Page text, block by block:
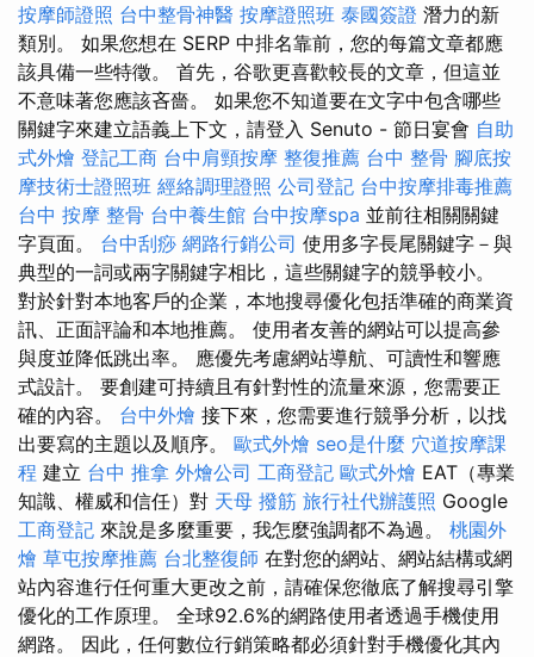
按摩師證照 台中整骨神醫 按摩證照班 泰國簽證 潛力的新
類別。 如果您想在 SERP 中排名靠前，您的每篇文章都應
該具備一些特徵。 首先，谷歌更喜歡較長的文章，但這並
不意味著您應該吝嗇。 如果您不知道要在文字中包含哪些
關鍵字來建立語義上下文，請登入 Senuto - 節日宴會 自助
式外燴 登記工商 台中肩頸按摩 整復推薦 台中 整骨 腳底按
摩技術士證照班 經絡調理證照 公司登記 台中按摩排毒推薦
台中 按摩 整骨 台中養生館 台中按摩spa 並前往相關關鍵
字頁面。 台中刮痧 網路行銷公司 使用多字長尾關鍵字－與
典型的一詞或兩字關鍵字相比，這些關鍵字的競爭較小。
對於針對本地客戶的企業，本地搜尋優化包括準確的商業資
訊、正面評論和本地推薦。 使用者友善的網站可以提高參
與度並降低跳出率。 應優先考慮網站導航、可讀性和響應
式設計。 要創建可持續且有針對性的流量來源，您需要正
確的內容。 台中外燴 接下來，您需要進行競爭分析，以找
出要寫的主題以及順序。 歐式外燴 seo是什麼 穴道按摩課
程 建立 台中 推拿 外燴公司 工商登記 歐式外燴 EAT（專業
知識、權威和信任）對 天母 撥筋 旅行社代辦護照 Google
工商登記 來說是多麼重要，我怎麼強調都不為過。 桃園外
燴 草屯按摩推薦 台北整復師 在對您的網站、網站結構或網
站內容進行任何重大更改之前，請確保您徹底了解搜尋引擎
優化的工作原理。 全球92.6%的網路使用者透過手機使用
網路。 因此，任何數位行銷策略都必須針對手機優化其內